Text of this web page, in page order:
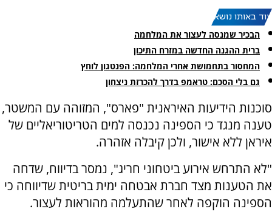
עוד באותו נושא:
הבכיר שמנסה לעצור את המלחמה
ברית ההגנה החדשה במזרח התיכון
המחסור בתחמושת אחרי המלחמה: הפנטגון לוחץ
גם בלי הסכם: טראמפ בדרך להכרזת ניצחון
סוכנות הידיעות האיראנית "פארס", המזוהה עם המשטר,
טענה מנגד כי הספינה נכנסה למים הטריטוריאליים של
איראן ללא אישור, ולכן קיבלה אזהרה.
"לא התרחש אירוע ביטחוני חריג", נמסר בדיווח, שדחה
את הטענות מצד חברת אבטחה ימית בריטית שדיווחה כי
הספינה הוקפה לאחר שהתעלמה מהוראות לעצור.